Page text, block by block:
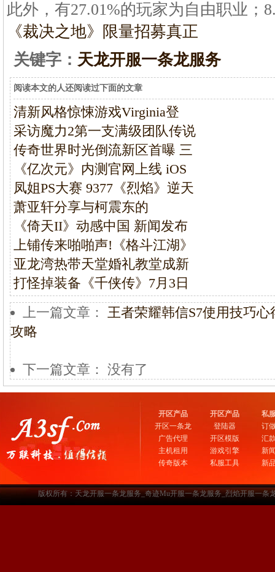
此外，有27.01%的玩家为自由职业；
《裁决之地》限量招募真正
关键字： 天龙开服一条龙服务
阅读本文的人还阅读过下面的文章
清新风格惊悚游戏Virginia登
采访魔力2第一支满级团队传说
传奇世界时光倒流新区首曝 三
《亿次元》内测官网上线 iOS
凤姐PS大赛 9377《烈焰》逆天
萧亚轩分享与柯震东的
《倚天II》动感中国 新闻发布
上铺传来啪啪声!《格斗江湖》
亚龙湾热带天堂婚礼教堂成新
打怪掉装备《千侠传》7月3日
上一篇文章： 王者荣耀韩信S7使用技巧
攻略
下一篇文章： 没有了
开区产品
开区一条龙
广告代理
主机租用
传奇版本
开区产品
登陆器
开区模版
游戏引擎
私服工具
私
订
汇
新
新
版权所有：天龙开服一条龙服务_奇迹Mu开服一条龙服务_烈焰开服一条